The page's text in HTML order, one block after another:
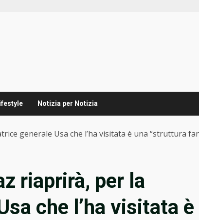
Notizia per Notizia
generale Usa che l’ha visitata è una “struttura
riaprirà, per la
che l’ha visitata è